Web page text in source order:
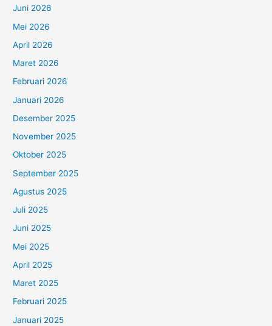
Juni 2026
Mei 2026
April 2026
Maret 2026
Februari 2026
Januari 2026
Desember 2025
November 2025
Oktober 2025
September 2025
Agustus 2025
Juli 2025
Juni 2025
Mei 2025
April 2025
Maret 2025
Februari 2025
Januari 2025